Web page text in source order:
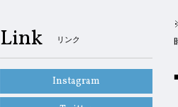
Link リンク
Instagram